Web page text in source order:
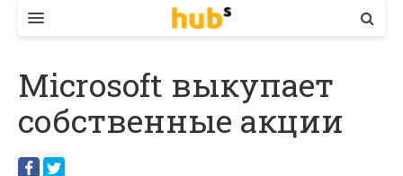
ЕКОНОМІКА
БІЗНЕС
СТАРТЕР
Microsoft выкупает
собственные акции